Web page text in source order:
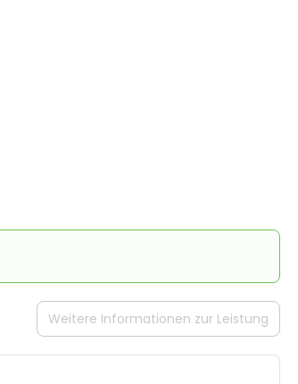
Weitere Informationen zur Leistung